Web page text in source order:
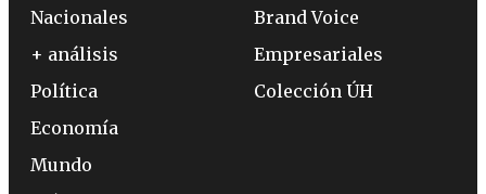
Nacionales
+ análisis
Política
Economía
Mundo
Brand Voice
Empresariales
Colección ÚH